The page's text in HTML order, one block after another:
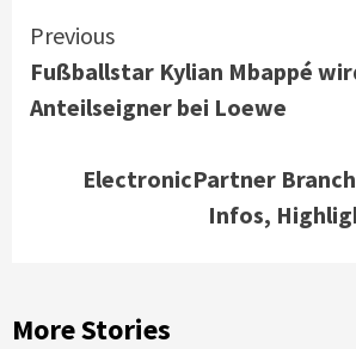
Continue
Reading
Previous
Fußballstar Kylian Mbappé
Anteilseigner bei Loewe
ElectronicPartner
Infos,
More Stories